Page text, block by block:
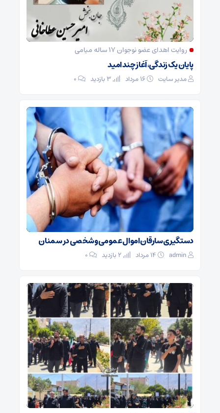
روایت اهدای عضو نوجوان ۱۷ ساله میامی
پایان یک زندگی، آغاز چند امید
مدیر سایت ۰
دستگیری سارقان اموال عمومی و شخصی در سمنان
admin ۰